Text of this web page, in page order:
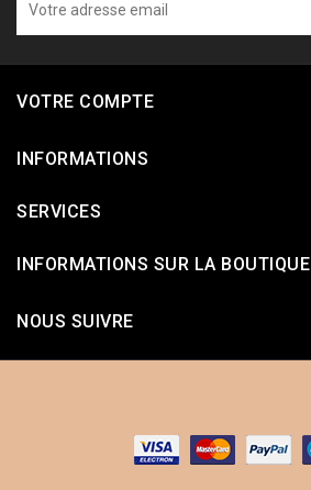
VOTRE COMPTE
INFORMATIONS
SERVICES
INFORMATIONS SUR LA BOUTIQUE
NOUS SUIVRE